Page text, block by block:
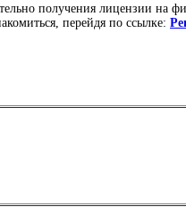
получения лицензии на
перейдя по ссылке: